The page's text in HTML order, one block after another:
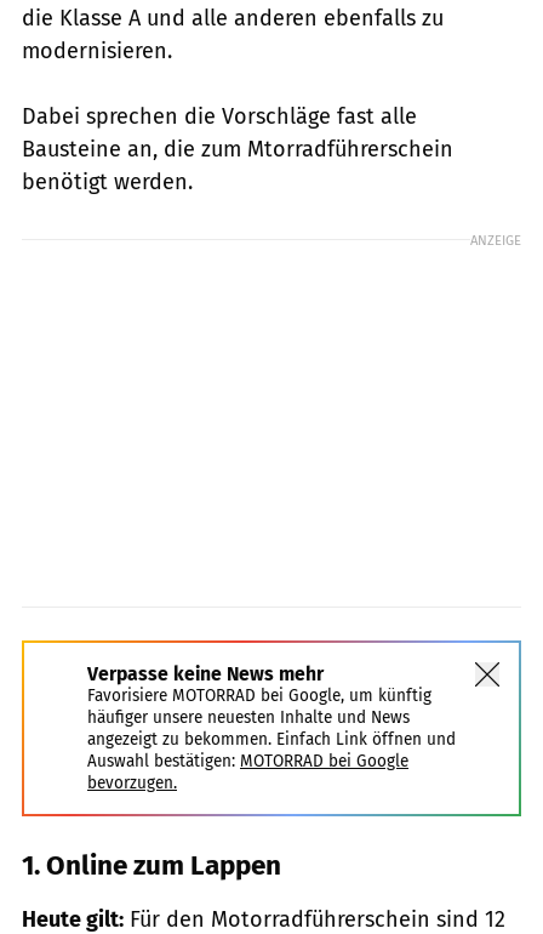
die Klasse A und alle anderen ebenfalls zu
modernisieren.
Dabei sprechen die Vorschläge fast alle
Bausteine an, die zum Mtorradführerschein
benötigt werden.
ANZEIGE
Verpasse keine News mehr
Favorisiere MOTORRAD bei Google, um künftig
häufiger unsere neuesten Inhalte und News
angezeigt zu bekommen. Einfach Link öffnen und
Auswahl bestätigen: MOTORRAD bei Google
bevorzugen.
1. Online zum Lappen
Heute gilt: Für den Motorradführerschein sind 12